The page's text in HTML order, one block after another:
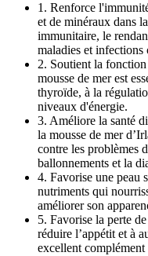
1. Renforce
et de minéraux dans
immunitaire, le
maladies et infections
2. Soutient la
mousse de mer est
thyroïde, à la
niveaux d'énergie.
3. Améliore la santé
la mousse de mer
contre les problèmes
ballonnements et la
4. Favorise une peau
nutriments qui
améliorer son
5. Favorise la perte
réduire l’appétit et à
excellent